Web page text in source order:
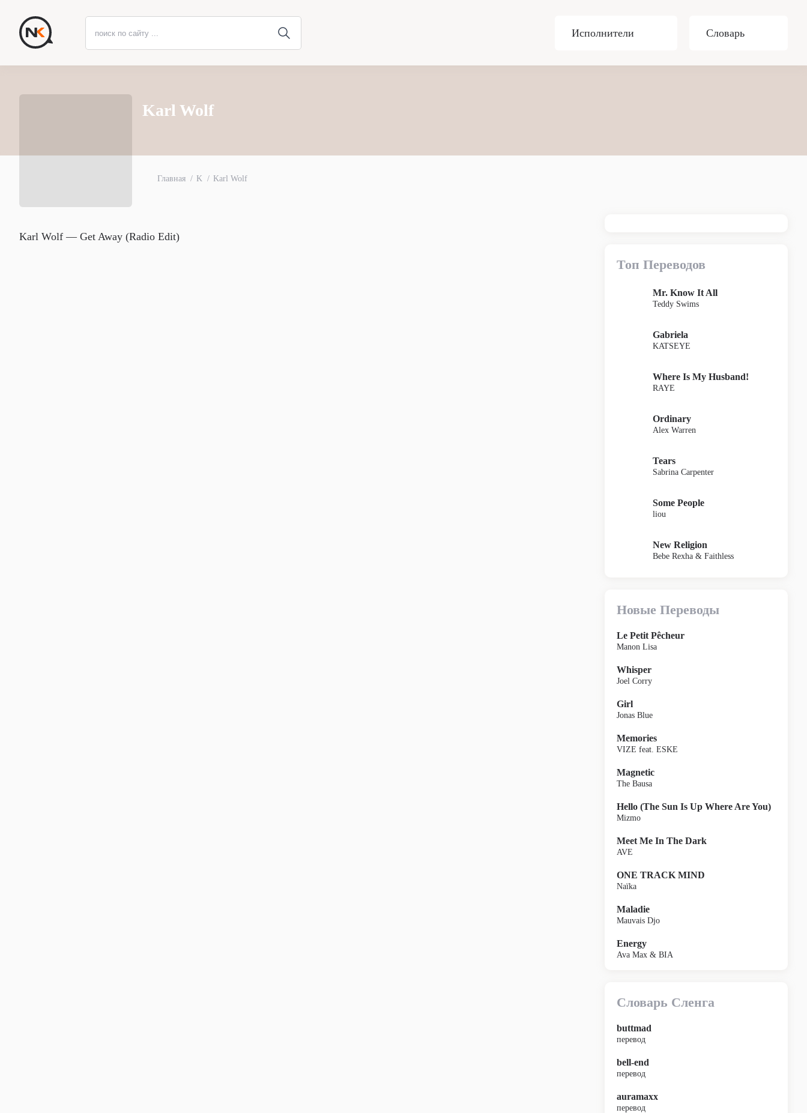
Исполнители Словарь
Karl Wolf
Главная K Karl Wolf
Karl Wolf — Get Away (Radio Edit)
Топ Переводов
Mr. Know It All
Teddy Swims
Gabriela
KATSEYE
Where Is My Husband!
RAYE
Ordinary
Alex Warren
Tears
Sabrina Carpenter
Some People
liou
New Religion
Bebe Rexha & Faithless
Новые Переводы
Le Petit Pêcheur
Manon Lisa
Whisper
Joel Corry
Girl
Jonas Blue
Memories
VIZE feat. ESKE
Magnetic
The Bausa
Hello (The Sun Is Up Where Are You)
Mizmo
Meet Me In The Dark
AVE
ONE TRACK MIND
Naïka
Maladie
Mauvais Djo
Energy
Ava Max & BIA
Словарь Сленга
buttmad
перевод
bell-end
перевод
auramaxx
перевод